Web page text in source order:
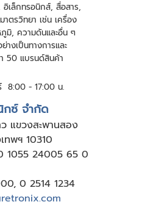
อิเล็กทรอนิกส์, สื่อสาร,
าตรวิทยา เช่น เครื่อง
มิ, ความดันและอื่น ๆ
างเป็นทางการและ
50 แบรนด์สินค้า
8:00 - 17:00 น.
กซ์ จำกัด
แขวงสะพานสอง
ทพฯ 10310
1055 24005 65 0
, 0 2514 1234